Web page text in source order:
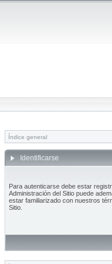
Índice general
Identificarse
Para autenticarse debe estar
Administración del Sitio puede
estar familiarizado con nuestros
Sitio.